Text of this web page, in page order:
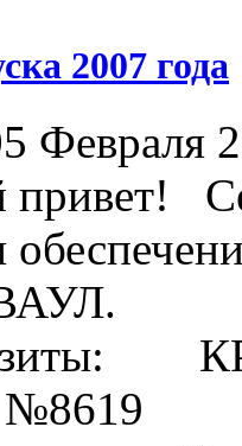
2007 года
Февраля